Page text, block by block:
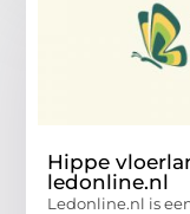
Hippe
ledonline.nl
Ledonline.nl is